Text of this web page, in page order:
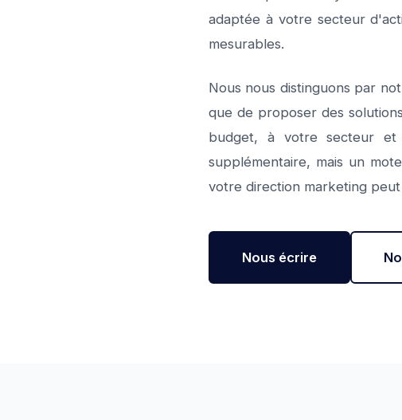
adaptée à votre secteur
mesurables.
Nous nous distinguons par
que de proposer des
budget, à votre secteur et
supplémentaire, mais un
votre direction marketing
Nous écrire